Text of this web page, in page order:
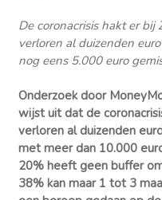
De coronacrisis hakt er bij
verloren al duizenden
nog eens 5.000 euro
Onderzoek door
wijst uit dat de
verloren al duizenden
met meer dan 10.000
20% heeft geen buffer
38% kan maar 1 tot 3